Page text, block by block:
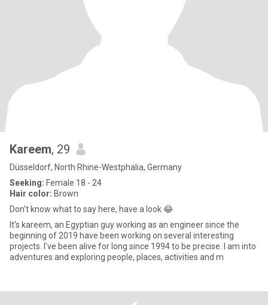
Kareem, 29
Düsseldorf, North Rhine-Westphalia, Germany
Seeking: Female 18 - 24
Hair color: Brown
Don't know what to say here, have a look 😂
It's kareem, an Egyptian guy working as an engineer since the
beginning of 2019 have been working on several interesting
projects. I've been alive for long since 1994 to be precise. I am into
adventures and exploring people, places, activities and m